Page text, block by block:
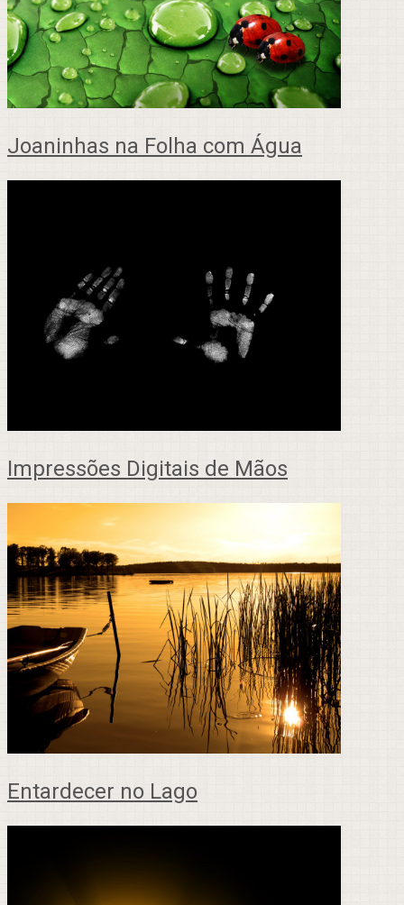
Joaninhas na Folha com Água
Impressões Digitais de Mãos
Entardecer no Lago